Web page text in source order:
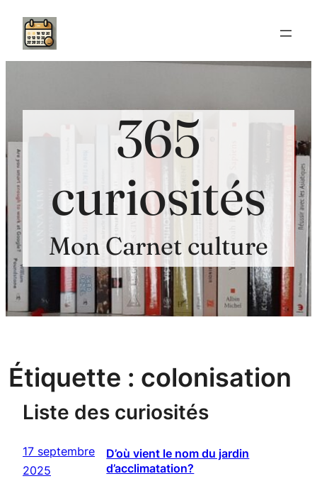
Aller
contenu
365
curiosités
Mon Carnet culture
Étiquette : colonisation
Liste des curiosités
17 septembre
2025
D’où vient le nom du jardin
d’acclimatation?